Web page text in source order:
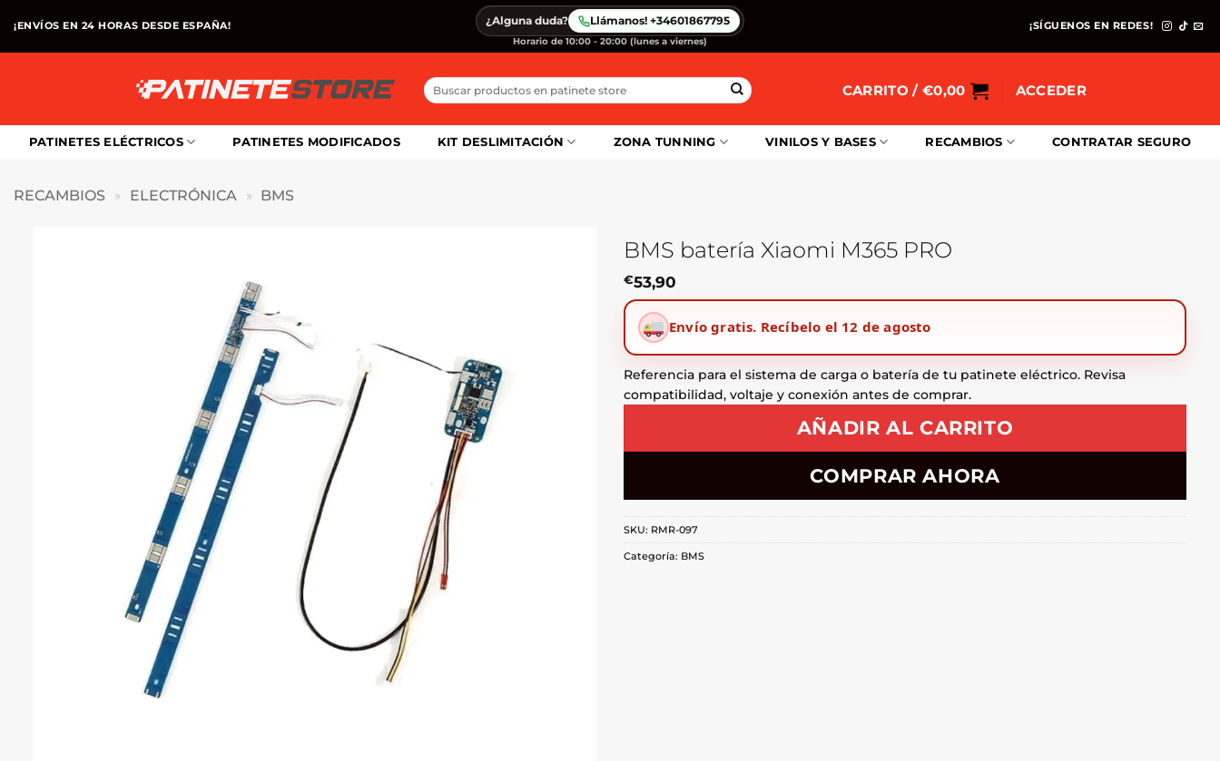
contenido
¡ENVÍOS EN 24 HORAS DESDE ESPAÑA! ¿Alguna duda? Llámanos! +34601867795
Horario de 10:00 - 20:00 (lunes a viernes)
¡SÍGUENOS EN REDES!
Buscar
por:
CARRITO / €0,00 ACCEDER
PATINETES ELÉCTRICOS PATINETES MODIFICADOS KIT DESLIMITACIÓN ZONA TUNNING VINILOS Y BASES RECAMBIOS CONTRATAR SEGURO
RECAMBIOS » ELECTRÓNICA » BMS
BMS batería Xiaomi M365 PRO
€53,90
Envío gratis. Recíbelo el 12 de agosto
Referencia para el sistema de carga o batería de tu patinete eléctrico. Revisa
compatibilidad, voltaje y conexión antes de comprar.
AÑADIR AL CARRITO
COMPRAR AHORA
SKU: RMR-097
Categoría: BMS